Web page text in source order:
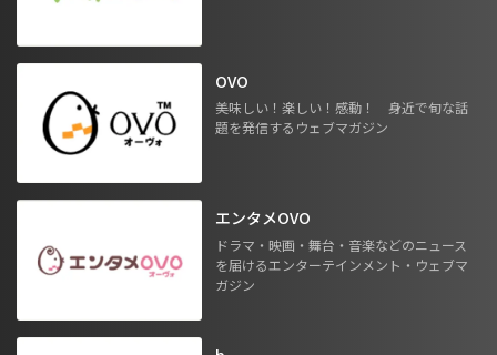
OVO
美味しい！楽しい！感動！ 身近で旬な話
題を発信するウェブマガジン
エンタメOVO
ドラマ・映画・舞台・音楽などのニュース
を届けるエンターテインメント・ウェブマ
ガジン